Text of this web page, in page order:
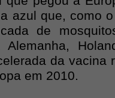
azul que, como
de
Alemanha,
da vacina
em 2010.